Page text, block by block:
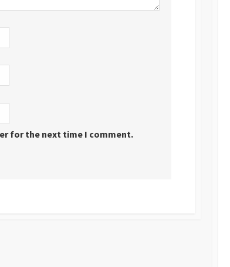
for the next time I comment.